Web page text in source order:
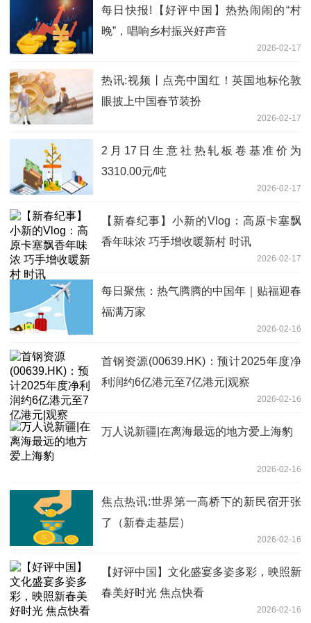
每日快报!【好评中国】热热闹闹的“村
晚”，唱响乡村振兴好声音
2026-02-17
热讯:视频丨点亮中国红！英国地标伦敦
眼披上中国春节装扮
2026-02-17
2月17日生意社热轧板卷基准价为
3310.00元/吨
2026-02-17
【新春纪事】小新的Vlog：高原卡塞飘
香年味浓 巧手增收暖新村 时讯
2026-02-17
每日聚焦：热气腾腾的中国年｜贴福迎春
福满万家
2026-02-16
首钢资源(00639.HK)：预计2025年度净
利润约6亿港元至7亿港元|观察
2026-02-16
万人说新疆|在离海最远的地方爱上海豹
2026-02-16
焦点热讯:世界第一高桥下的新民宿开张
了（新春走基层）
2026-02-16
【好评中国】文化盛宴多姿多彩，映照新
春美好时光 焦点快看
2026-02-16